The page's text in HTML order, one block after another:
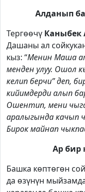
Алданып
Тергөөчү Каныбек
Дашаны ал
кыз: “Менин Маша
менден улуу. Ошол
келип берчи” деп,
кийимдерди алып
Ошентип, мени
аралыгында качып
Бирок майнап
Ар бир
Башка көптөгөн
да өзүнүн